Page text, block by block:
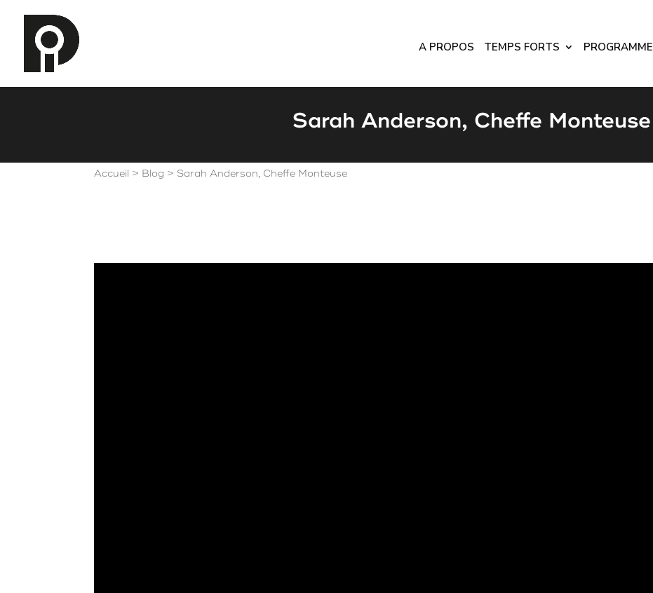
A PROPOS TEMPS FORTS PROGRAMME
Sarah Anderson, Cheffe Monteuse
Accueil > Blog > Sarah Anderson, Cheffe Monteuse